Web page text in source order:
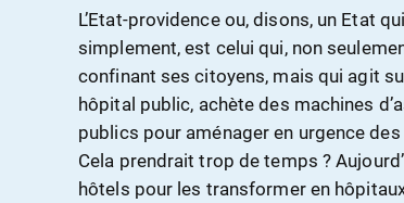
L’Etat-providence ou, disons, un Etat
simplement, est celui qui, non
confinant ses citoyens, mais qui agit
hôpital public, achète des machines
publics pour aménager en urgence
Cela prendrait trop de temps ?
hôtels pour les transformer en